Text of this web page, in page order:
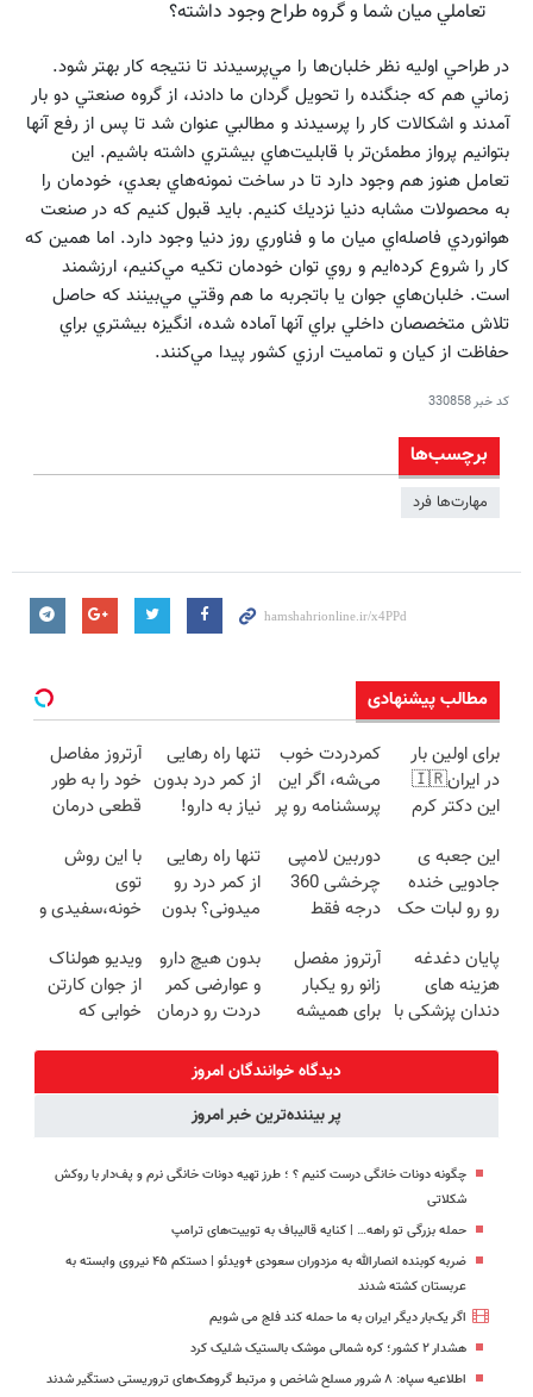
تعاملي ميان شما و گروه طراح وجود داشته؟
در طراحي اوليه نظر خلبان‌ها را مي‌پرسيدند تا نتيجه كار بهتر شود.
زماني هم كه جنگنده را تحويل گردان ما دادند، از گروه صنعتي دو بار
آمدند و اشكالات كار را پرسيدند و مطالبي عنوان شد تا پس از رفع آنها
بتوانيم پرواز مطمئن‌تر با قابليت‌هاي بيشتري داشته باشيم. اين
تعامل هنوز هم وجود دارد تا در ساخت نمونه‌هاي بعدي، خودمان را
به محصولات مشابه دنيا نزديك كنيم. بايد قبول كنيم كه در صنعت
هوانوردي فاصله‌اي ميان ما و فناوري روز دنيا وجود دارد. اما همين كه
كار را شروع كرده‌ايم و روي توان خودمان تكيه مي‌كنيم، ارزشمند
است. خلبان‌هاي جوان يا باتجربه ما هم وقتي مي‌بينند كه حاصل
تلاش متخصصان داخلي براي آنها آماده شده، انگيزه بيشتري براي
حفاظت از كيان و تماميت ارزي كشور پيدا مي‌كنند.
کد خبر330858
برچسب‌ها
مهارت‌ها فرد
مطالب پیشنهادی
برای اولین بار
در ایران🇮🇷
این دکتر کرم
روزه ساخت!
کمردردت خوب
می‌شه، اگر این
پرسشنامه رو پر
تنها راه رهایی
از کمر درد بدون
نیاز به دارو!
آرتروز مفاصل
خود را به طور
قطعی درمان
◗پرسش‌نامه◖
این جعبه ی
جادویی خنده
رو رو لبات حک
خرید40%تخفیف
دوربین لامپی
چرخشی 360
درجه فقط
🔥 پرداخت
درب منزل
تنها راه رهایی
از کمر درد رو
میدونی؟ بدون
(◂پرسش‌نامه)
با این روش
توی
خونه،سفیدی و
برگردون
(40%off)
پایان دغدغه
هزینه های
دندان پزشکی با
آرتروز مفصل
زانو رو یکبار
برای همیشه
◗پرسش‌نامه◖
بدون هیچ دارو
و عوارضی کمر
دردت رو درمان
(پرسش‌نامه)
ویدیو هولناک
از جوان کارتن
خوابی که
دیدگاه خوانندگان امروز
پر بیننده‌ترین خبر امروز
چگونه دونات خانگی درست کنیم ؟ ؛ طرز تهیه دونات خانگی نرم و پف‌دار با روکش
شکلاتی
حمله بزرگی تو راهه… | کنایه قالیباف به توییت‌های ترامپ
ضربه کوبنده انصارالله به مزدوران سعودی +ویدئو | دستکم ۴۵ نیروی وابسته به
عربستان کشته شدند
اگر یک‌بار دیگر ایران به ما حمله کند فلج می شویم
هشدار ۲ کشور؛ کره شمالی موشک بالستیک شلیک کرد
اطلاعیه سپاه: ۸ شرور مسلح شاخص و مرتبط گروهک‌های تروریستی دستگیر شدند